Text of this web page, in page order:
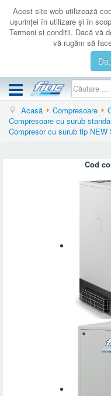
Acest site web utilizează
uşurinţei în utilizare şi în
Termeni si conditii. Dacă vă
vă rugăm să
COMPRESOARE
ACCESORII
AUTENTIFICARE
Acasă Compresoare
Compresoare cu surub
Compresor cu surub tip NEW
Cod